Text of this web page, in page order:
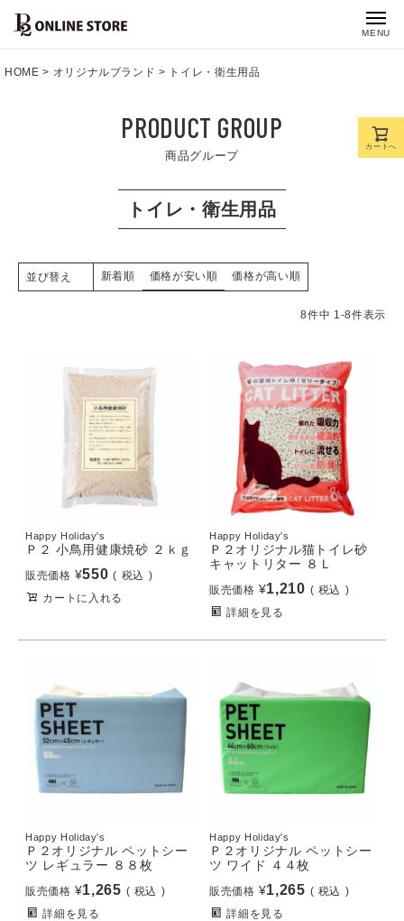
MENU
HOME オリジナルブランド トイレ・衛生用品
PRODUCT GROUP
商品グループ
トイレ・衛生用品
並び替え 新着順 価格が安い順 価格が高い順
8件中 1-8件表示
Happy Holiday's
Ｐ２ 小鳥用健康焼砂 ２ｋｇ
販売価格 ¥550
税込
カートに入れる
Happy Holiday's
Ｐ２オリジナル猫トイレ砂
キャットリター ８Ｌ
販売価格 ¥1,210
税込
詳細を見る
Happy Holiday's
Ｐ２オリジナル ペットシー
ツ レギュラー ８８枚
販売価格 ¥1,265
税込
詳細を見る
Happy Holiday's
Ｐ２オリジナル ペットシー
ツ ワイド ４４枚
販売価格 ¥1,265
税込
詳細を見る
カートへ